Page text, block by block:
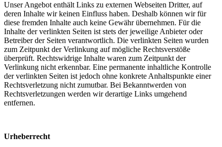
Unser Angebot enthält Links zu externen Webseiten Dritter, auf
deren Inhalte wir keinen Einfluss haben. Deshalb können wir für
diese fremden Inhalte auch keine Gewähr übernehmen. Für die
Inhalte der verlinkten Seiten ist stets der jeweilige Anbieter oder
Betreiber der Seiten verantwortlich. Die verlinkten Seiten wurden
zum Zeitpunkt der Verlinkung auf mögliche Rechtsverstöße
überprüft. Rechtswidrige Inhalte waren zum Zeitpunkt der
Verlinkung nicht erkennbar. Eine permanente inhaltliche Kontrolle
der verlinkten Seiten ist jedoch ohne konkrete Anhaltspunkte einer
Rechtsverletzung nicht zumutbar. Bei Bekanntwerden von
Rechtsverletzungen werden wir derartige Links umgehend
entfernen.
Urheberrecht